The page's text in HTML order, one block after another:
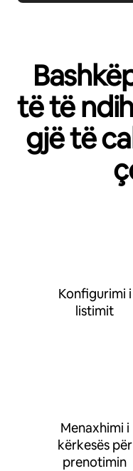
të të
gjë të
Konfigurimi i
listimit
Menaxhimi i
kërkesës për
prenotimin